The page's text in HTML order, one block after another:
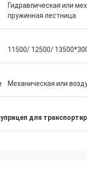
Гидравлическая или
пружинная лестница
11500/ 12500/
Механическая или
для